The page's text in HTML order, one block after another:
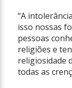
“A
isso nossas
pessoas
religiões e
religiosidade
todas as